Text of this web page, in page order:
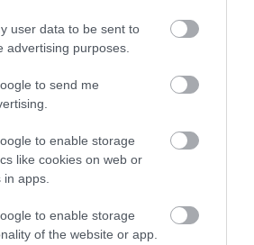
user data to be sent to
advertising purposes.
to send me
to enable storage
like cookies on web or
apps.
to enable storage
of the website or app.